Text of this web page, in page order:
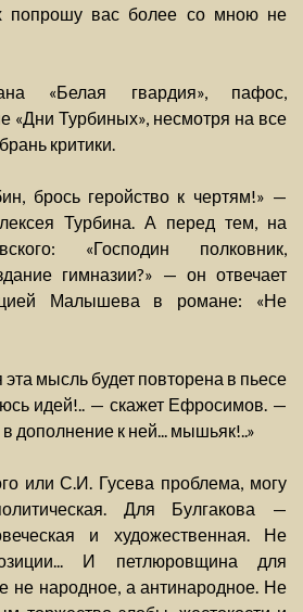
попрошу вас более со мною не
«Белая гвардия», пафос,
«Дни Турбиных», несмотря на все
критики.
брось геройство к чертям!» —
Турбина. А перед тем, на
«Господин полковник,
гимназии?» — он отвечает
Малышева в романе: «Не
эта мысль будет повторена в пьесе
идей!.. — скажет Ефросимов. —
дополнение к ней... мышьяк!..»
или С.И. Гусева проблема, могу
Для Булгакова —
и художественная. Не
И петлюровщина для
не народное, а антинародное. Не